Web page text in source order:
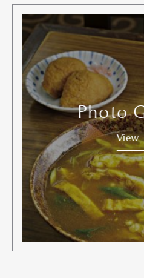
Photo
View